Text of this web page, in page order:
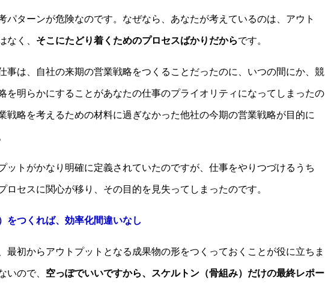
パターンが危険なのです。なぜなら、あなたが考えているのは、アウト
なく、 そこにたどり着くためのプロセスばかりだからです。
事は、自社の来期の営業戦略をつくることだったのに、いつの間にか、競
を明らかにすることがあなたの仕事のプライオリティになってしまったの
戦略を考えるための材料に過ぎなかった他社の今期の営業戦略が目的に
ットがかなり明確に定義されていたのですが、仕事をやりつづけるうち
ロセスに関心が移り、その目的を見失ってしまったのです。
をつくれば、効率化間違いなし
最初からアウトプットとなる成果物の形をつくっておくことが役に立ちま
いので、 空っぽでいいですから、スケルトン（骨組み）だけの最終レポー